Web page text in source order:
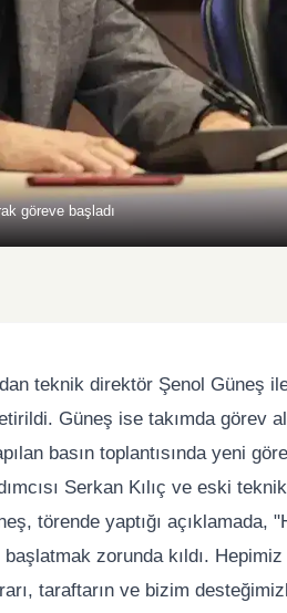
göreve başladı
teknik direktör Şenol Güneş
Güneş ise takımda görev
basın toplantısında yeni
Serkan Kılıç ve eski
törende yaptığı
başlatmak zorunda kıldı.
taraftarın ve bizim